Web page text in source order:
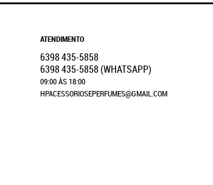
ATENDIMENTO
6398435-5858
6398435-5858 (WHATSAPP)
09:00 ÀS 18:00
HPACESSORIOSEPERFUMES@GMAIL.COM